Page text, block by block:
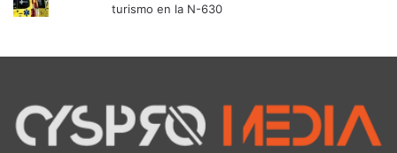
turismo en la N-630